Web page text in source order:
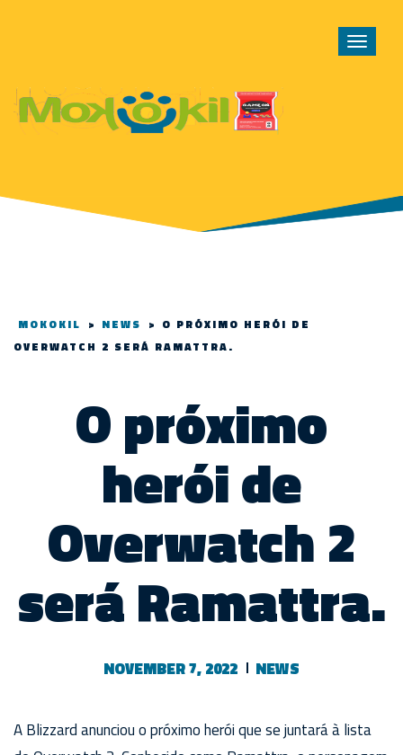
Toggle
MOKOKIL > NEWS > O PRÓXIMO HERÓI DE
OVERWATCH 2 SERÁ RAMATTRA.
O próximo
herói de
Overwatch 2
será Ramattra.
NOVEMBER 7, 2022 NEWS
A Blizzard anunciou o próximo herói que se juntará à lista